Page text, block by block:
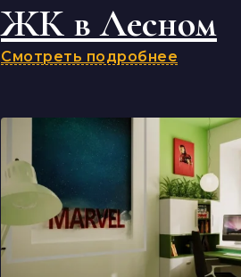
ЖК в Лесном
Смотреть подробнее